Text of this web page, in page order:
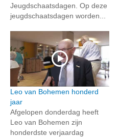
Jeugdschaatsdagen. Op deze
jeugdschaatsdagen worden...
Leo van Bohemen honderd
jaar
Afgelopen donderdag heeft
Leo van Bohemen zijn
honderdste verjaardag